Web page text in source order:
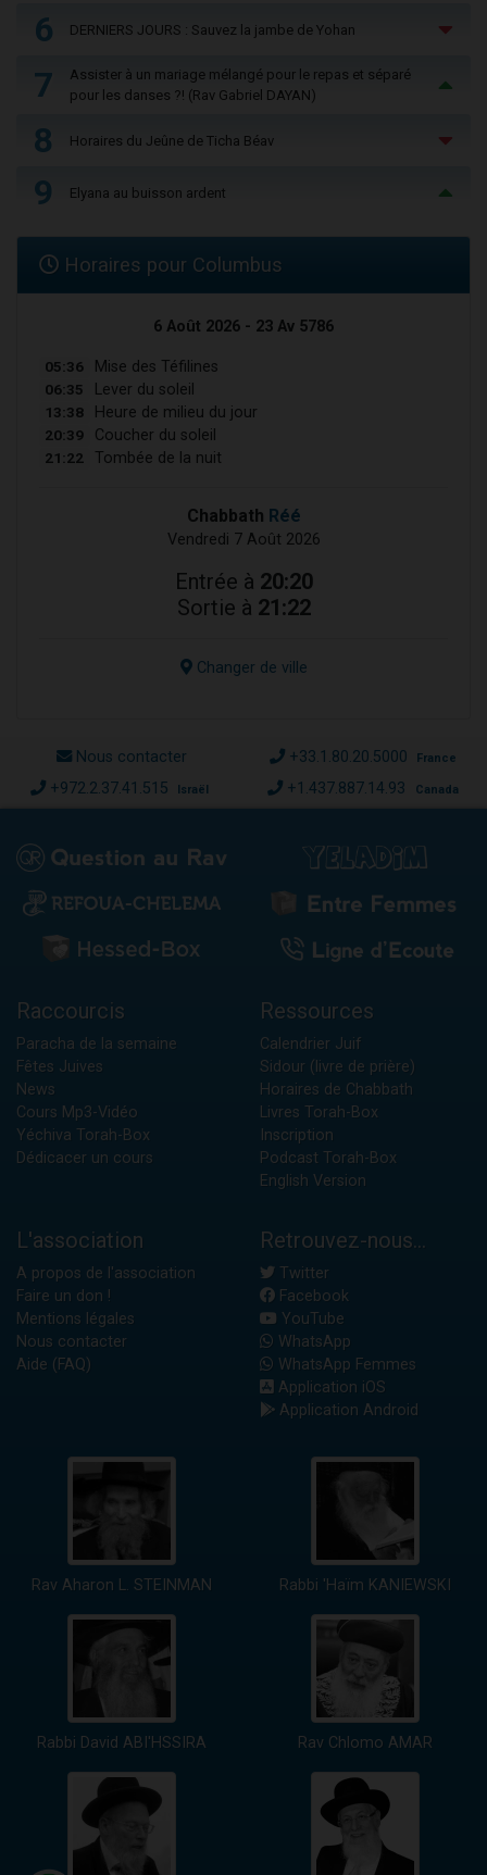
6 DERNIERS JOURS : Sauvez la jambe de Yohan
7
Assister à un mariage mélangé pour le repas et séparé
pour les danses ?! (Rav Gabriel DAYAN)
8 Horaires du Jeûne de Ticha Béav
9 Elyana au buisson ardent
Horaires pour Columbus
6 Août 2026 - 23 Av 5786
05:36 Mise des Téfilines
06:35 Lever du soleil
13:38 Heure de milieu du jour
20:39 Coucher du soleil
21:22 Tombée de la nuit
Chabbath Réé
Vendredi 7 Août 2026
Entrée à 20:20
Sortie à 21:22
Changer de ville
Nous contacter +33.1.80.20.5000 France
+972.2.37.41.515 Israël +1.437.887.14.93 Canada
Raccourcis
Paracha de la semaine
Fêtes Juives
News
Cours Mp3-Vidéo
Yéchiva Torah-Box
Dédicacer un cours
Ressources
Calendrier Juif
Sidour (livre de prière)
Horaires de Chabbath
Livres Torah-Box
Inscription
Podcast Torah-Box
English Version
L'association
A propos de l'association
Faire un don !
Mentions légales
Nous contacter
Aide (FAQ)
Retrouvez-nous...
Twitter
Facebook
YouTube
WhatsApp
WhatsApp Femmes
Application iOS
Application Android
Rav Aharon L. STEINMAN Rabbi 'Haïm KANIEWSKI
Rabbi David ABI'HSSIRA Rav Chlomo AMAR